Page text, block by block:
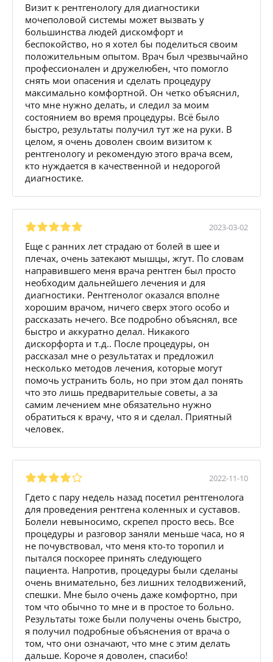
Визит к рентгенологу для диагностики
мочеполовой системы может вызвать у
большинства людей дискомфорт и
беспокойство, но я хотел бы поделиться своим
положительным опытом. Врач был чрезвычайно
профессионален и дружелюбен, что помогло
снять мои опасения и сделать процедуру
максимально комфортной. Он четко объяснил,
что мне нужно делать, и следил за моим
состоянием во время процедуры. Всё было
быстро, результаты получил тут же на руки. В
целом, я очень доволен своим визитом к
рентгенологу и рекомендую этого врача всем,
кто нуждается в качественной и недорогой
диагностике.
2023-03-02
Еще с ранних лет страдаю от болей в шее и
плечах, очень затекают мышцы, жгут. По словам
направившего меня врача рентген был просто
необходим дальнейшего лечения и для
диагностики. Рентгенолог оказался вполне
хорошим врачом, ничего сверх этого особо и
рассказать нечего. Все подробно объяснял, все
быстро и аккуратно делал. Никакого
дискорфорта и т.д.. После процедуры, он
рассказал мне о результатах и предложил
несколько методов лечения, которые могут
помочь устранить боль, но при этом дал понять
что это лишь предварительые советы, а за
самим лечением мне обязательно нужно
обратиться к врачу, что я и сделал. Приятный
человек.
2022-11-10
Гдето с пару недель назад посетил рентгенолога
для проведения рентгена коленных и суставов.
Болели невыносимо, скрепел просто весь. Все
процедуры и разговор заняли меньше часа, но я
не почувствовал, что меня кто-то торопил и
пытался поскорее принять следующего
пациента. Напротив, процедуры были сделаны
очень внимательно, без лишних телодвижений,
спешки. Мне было очень даже комфортно, при
том что обычно то мне и в простое то больно.
Результаты тоже были получены очень быстро,
я получил подробные объяснения от врача о
том, что они означают, что мне с этим делать
дальше. Короче я доволен, спасибо!